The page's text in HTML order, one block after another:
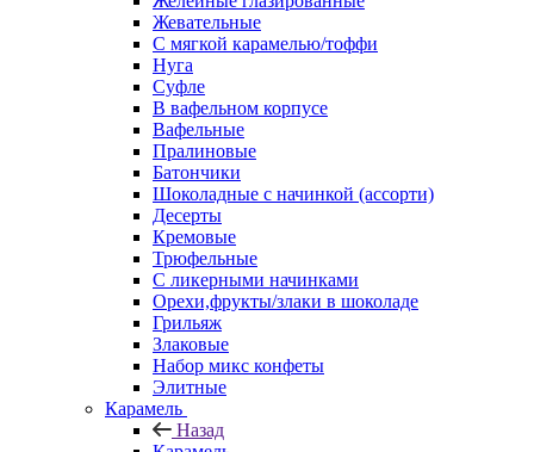
Жевательные
С мягкой карамелью/тоффи
Нуга
Суфле
В вафельном корпусе
Вафельные
Пралиновые
Батончики
Шоколадные с начинкой (ассорти)
Десерты
Кремовые
Трюфельные
С ликерными начинками
Орехи,фрукты/злаки в шоколаде
Грильяж
Злаковые
Набор микс конфеты
Элитные
Карамель
Назад